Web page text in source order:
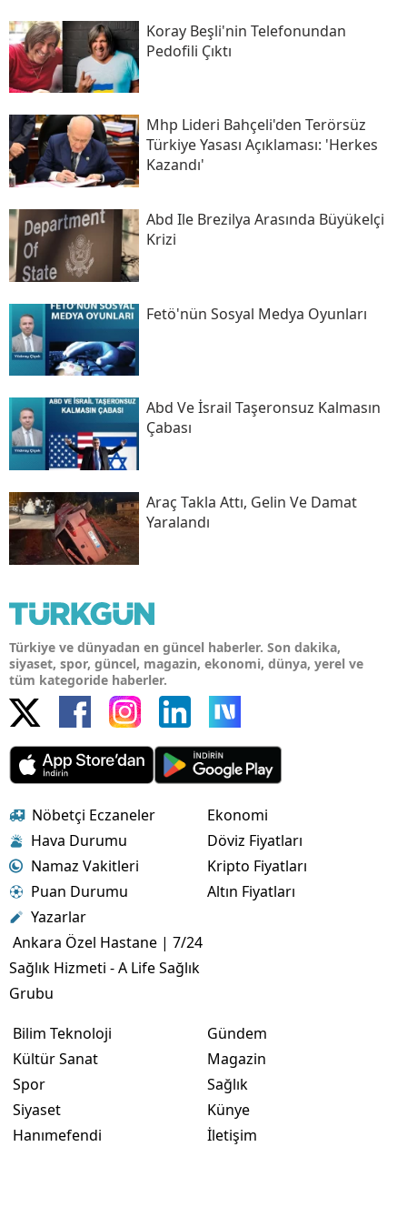
Koray Beşli'nin Telefonundan
Pedofili Çıktı
Mhp Lideri Bahçeli'den Terörsüz
Türkiye Yasası Açıklaması: 'herkes
Kazandı'
Abd Ile Brezilya Arasında Büyükelçi
Krizi
Fetö'nün Sosyal Medya Oyunları
Abd Ve İsrail Taşeronsuz Kalmasın
Çabası
Araç Takla Attı, Gelin Ve Damat
Yaralandı
Türkiye ve dünyadan en güncel haberler. Son dakika,
siyaset, spor, güncel, magazin, ekonomi, dünya, yerel ve
tüm kategoride haberler.
Nöbetçi Eczaneler
Hava Durumu
Namaz Vakitleri
Puan Durumu
Yazarlar
Ankara Özel Hastane | 7/24
Sağlık Hizmeti - A Life Sağlık
Grubu
Ekonomi
Döviz Fiyatları
Kripto Fiyatları
Altın Fiyatları
Bilim Teknoloji
Kültür Sanat
Spor
Siyaset
Hanımefendi
Gündem
Magazin
Sağlık
Künye
İletişim